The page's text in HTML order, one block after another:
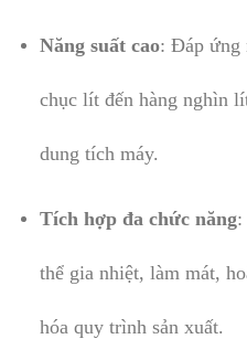
Năng suất cao: Đáp ứng
chục lít đến hàng nghìn
dung tích máy.
Tích hợp đa chức năng:
thể gia nhiệt, làm mát,
hóa quy trình sản xuất.